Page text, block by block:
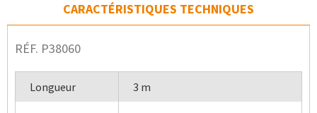
CARACTÉRISTIQUES TECHNIQUES
RÉF. P38060
Longueur 3 m